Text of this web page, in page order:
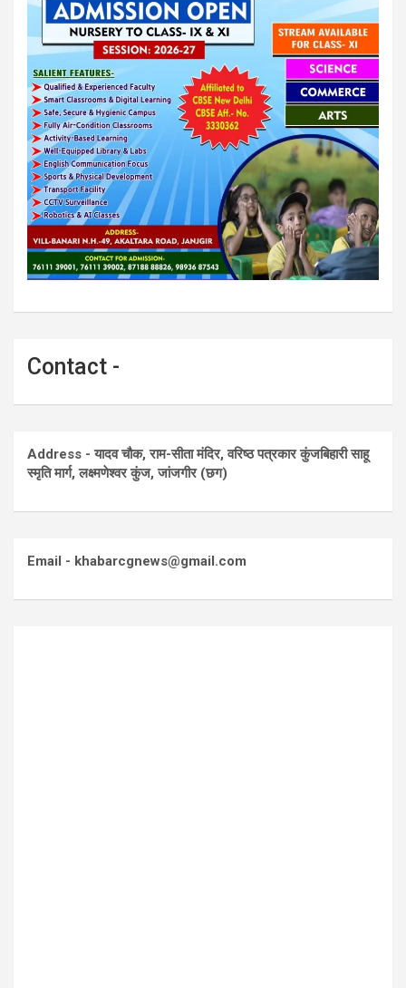
Contact -
Address - यादव चौक, राम-सीता मंदिर, वरिष्ठ पत्रकार कुंजबिहारी साहू
स्मृति मार्ग, लक्ष्मणेश्वर कुंज, जांजगीर (छग)
Email - khabarcgnews@gmail.com